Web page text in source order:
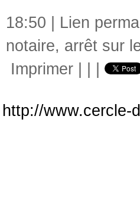
18:50 | Lien
notaire, arrêt sur
Imprimer
http://www.cercle-